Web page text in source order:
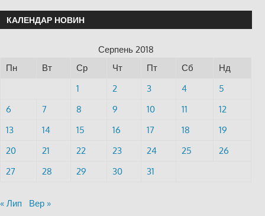
КАЛЕНДАР НОВИН
Серпень 2018
Пн
Вт Ср Чт Пт Сб
Нд
1
2 3 4
5
6
7 8 9 10 11
12
13
14 15 16 17 18
19
20
21 22 23 24 25
26
27
28 29 30 31
« Лип Вер »